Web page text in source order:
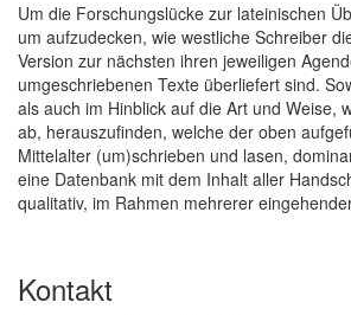
Um die Forschungslücke zur lateinischen
um aufzudecken, wie westliche Schreiber
Version zur nächsten ihren jeweiligen
umgeschriebenen Texte überliefert sind.
als auch im Hinblick auf die Art und Weise,
ab, herauszufinden, welche der oben
Mittelalter (um)schrieben und lasen,
eine Datenbank mit dem Inhalt aller
qualitativ, im Rahmen mehrerer
Kontakt